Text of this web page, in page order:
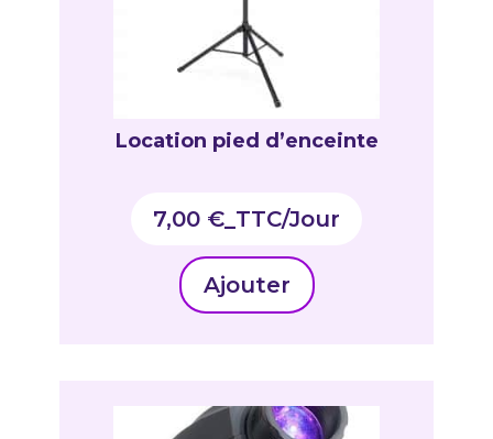
Location pied d’enceinte
7,00 €_TTC
Ajouter